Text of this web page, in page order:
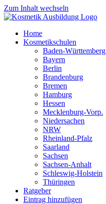
Zum Inhalt wechseln
Home
Kosmetikschulen
Baden-Württemberg
Bayern
Berlin
Brandenburg
Bremen
Hamburg
Hessen
Mecklenburg-Vorp.
Niedersachen
NRW
Rheinland-Pfalz
Saarland
Sachsen
Sachsen-Anhalt
Schleswig-Holstein
Thüringen
Ratgeber
Eintrag hinzufügen